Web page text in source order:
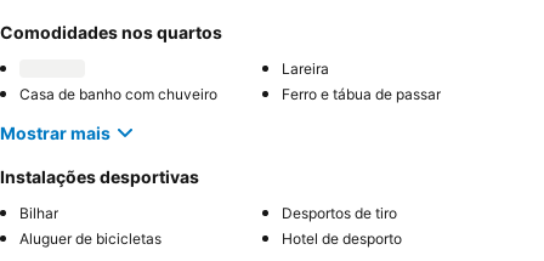
Comodidades nos quartos
Lareira
Casa de banho com chuveiro
Ferro e tábua de passar
Mostrar mais
Instalações desportivas
Bilhar
Desportos de tiro
Aluguer de bicicletas
Hotel de desporto